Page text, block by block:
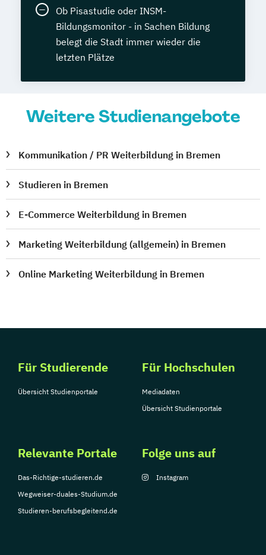
Ob Pisastudie oder INSM-
Bildungsmonitor - in Sachen Bildung
belegt die Stadt immer wieder die
letzten Plätze
Weitere Studienangebote
Kommunikation / PR Weiterbildung in Bremen
Studieren in Bremen
E-Commerce Weiterbildung in Bremen
Marketing Weiterbildung (allgemein) in Bremen
Online Marketing Weiterbildung in Bremen
Für Studierende
Übersicht Studienportale
Für Hochschulen
Mediadaten
Übersicht Studienportale
Relevante Portale
Das-Richtige-studieren.de
Wegweiser-duales-Studium.de
Studieren-berufsbegleitend.de
Folge uns auf
Instagram